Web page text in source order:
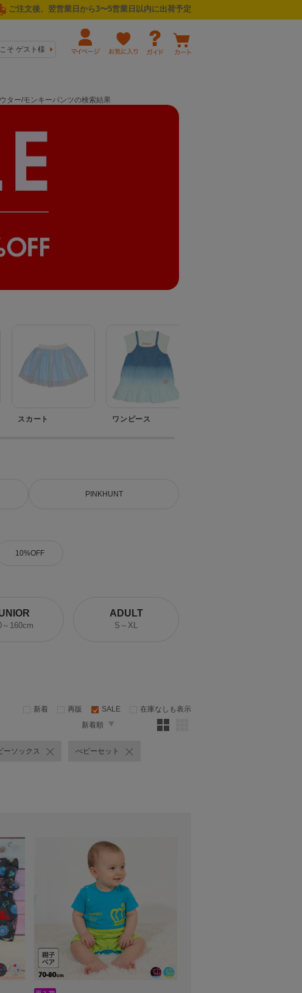
ご注文後、翌営業日から3〜5営業日以内に出荷予定
そ ゲスト様
ター/モンキーパンツの検索結果
スカート ワンピース
PINKHUNT
10%OFF
～160cm
ADULT
S～XL
新着 再販 SALE
在庫なしも表示
新着順
ーソックス べビーセット